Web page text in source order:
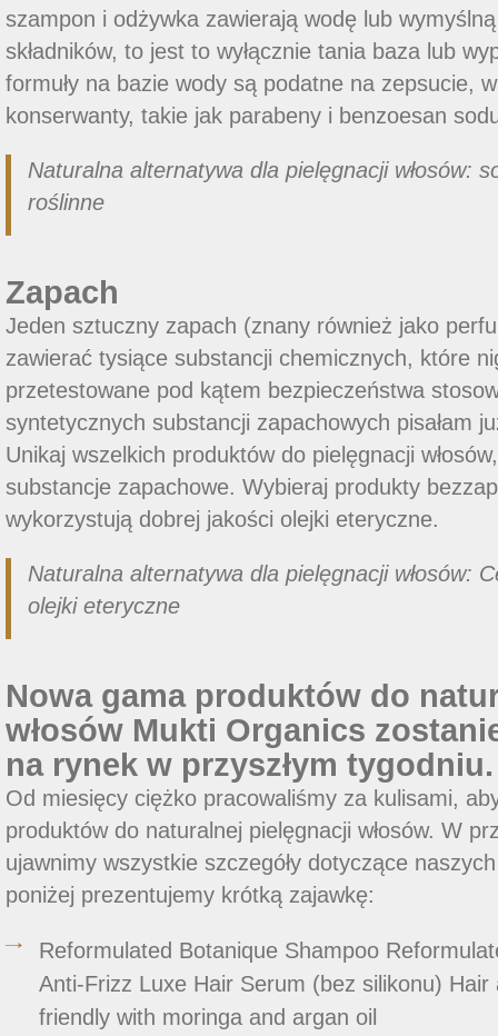
szampon i odżywka zawierają wodę lub
składników, to jest to wyłącznie tania baza lub
formuły na bazie wody są podatne na zepsucie,
konserwanty, takie jak parabeny i benzoesan
Naturalna alternatywa dla pielęgnacji włosów:
roślinne
Zapach
Jeden sztuczny zapach (znany również jako
zawierać tysiące substancji chemicznych, które
przetestowane pod kątem bezpieczeństwa
syntetycznych substancji zapachowych pisałam
Unikaj wszelkich produktów do pielęgnacji
substancje zapachowe. Wybieraj produkty
wykorzystują dobrej jakości olejki eteryczne.
Naturalna alternatywa dla pielęgnacji włosów:
olejki eteryczne
Nowa gama produktów do
włosów Mukti Organics
na rynek w przyszłym tygodniu.
Od miesięcy ciężko pracowaliśmy za kulisami,
produktów do naturalnej pielęgnacji włosów. W
ujawnimy wszystkie szczegóły dotyczące
poniżej prezentujemy krótką zajawkę:
Reformulated Botanique Shampoo
Anti-Frizz Luxe Hair Serum (bez silikonu)
friendly with moringa and argan oil